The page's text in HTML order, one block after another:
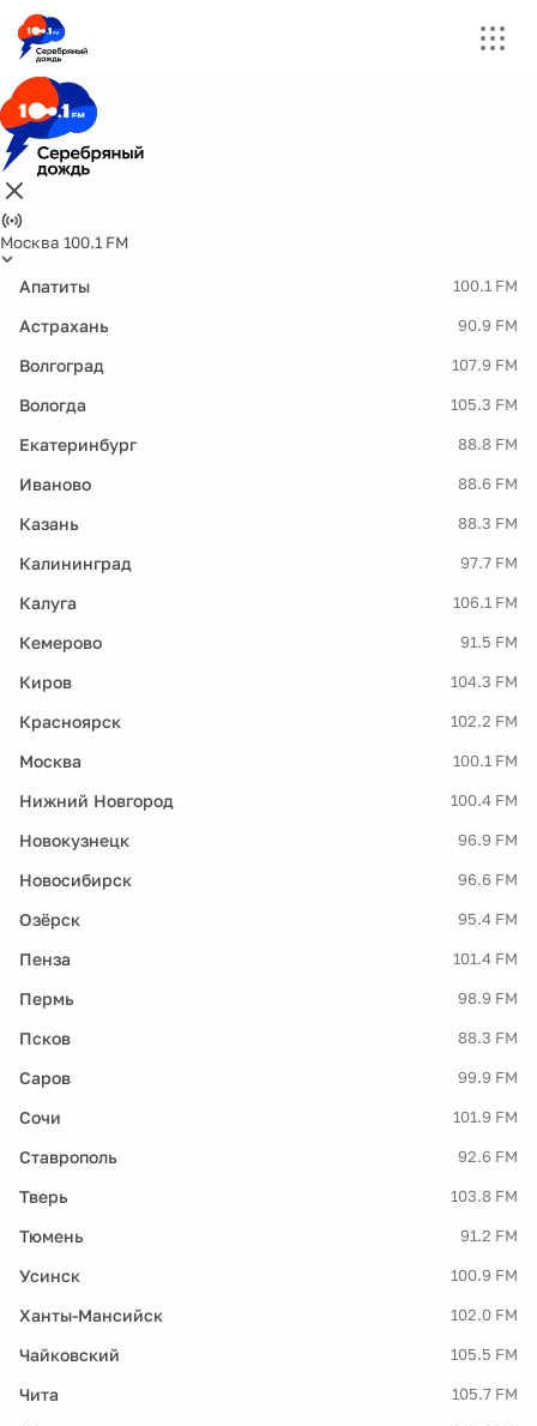
Москва 100.1 FM
Апатиты 100.1 FM
Астрахань 90.9 FM
Волгоград 107.9 FM
Вологда 105.3 FM
Екатеринбург 88.8 FM
Иваново 88.6 FM
Казань 88.3 FM
Калининград 97.7 FM
Калуга 106.1 FM
Кемерово 91.5 FM
Киров 104.3 FM
Красноярск 102.2 FM
Москва 100.1 FM
Нижний Новгород 100.4 FM
Новокузнецк 96.9 FM
Новосибирск 96.6 FM
Озёрск 95.4 FM
Пенза 101.4 FM
Пермь 98.9 FM
Псков 88.3 FM
Саров 99.9 FM
Сочи 101.9 FM
Ставрополь 92.6 FM
Тверь 103.8 FM
Тюмень 91.2 FM
Усинск 100.9 FM
Ханты-Мансийск 102.0 FM
Чайковский 105.5 FM
Чита 105.7 FM